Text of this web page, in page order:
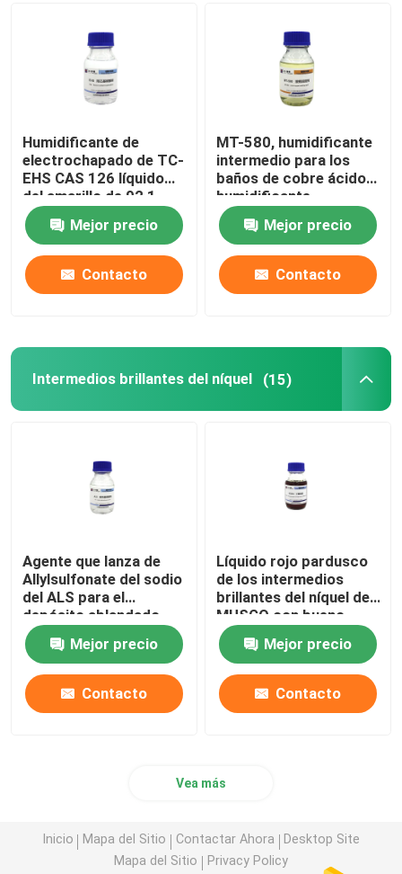
Humidificante de
electrochapado de TC-
EHS CAS 126 líquido
del amarillo de 92 1
C8H17NaO4S
Mejor precio
Contacto
MT-580, humidificante
intermedio para los
baños de cobre ácidos,
humidificante
Mejor precio
Contacto
Intermedios brillantes del níquel (15)
Agente que lanza de
Allylsulfonate del sodio
del ALS para el
depósito ablandado
excelente
Mejor precio
Contacto
Líquido rojo pardusco
de los intermedios
brillantes del níquel del
MUSGO con bueno
cubriendo poder
Mejor precio
Contacto
Vea más
Inicio Mapa del Sitio Contactar Ahora
Desktop Site
Mapa del Sitio
Privacy Policy